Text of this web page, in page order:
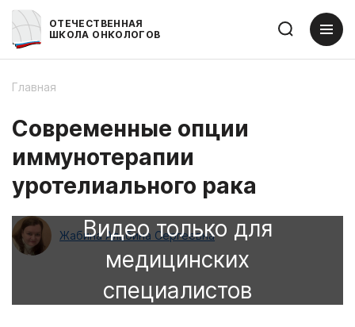
ОТЕЧЕСТВЕННАЯ
ШКОЛА ОНКОЛОГОВ
Главная
Современные опции
иммунотерапии
уротелиального рака
Жабина Альбина Сергеевна